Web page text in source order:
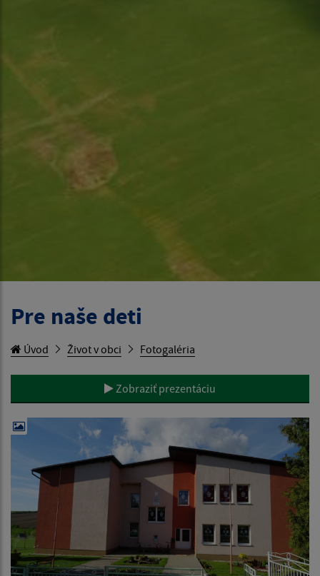
Pre naše deti
Úvod Život v obci Fotogaléria
Zobraziť prezentáciu